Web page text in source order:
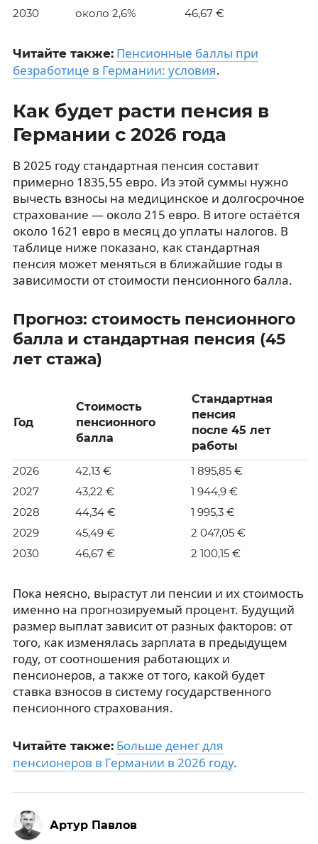
2030
около 2,6% 46,67 €
Читайте также: Пенсионные баллы при
безработице в Германии: условия.
Как будет расти пенсия в
Германии с 2026 года
В 2025 году стандартная пенсия составит
примерно 1835,55 евро. Из этой суммы нужно
вычесть взносы на медицинское и долгосрочное
страхование — около 215 евро. В итоге остаётся
около 1621 евро в месяц до уплаты налогов. В
таблице ниже показано, как стандартная
пенсия может меняться в ближайшие годы в
зависимости от стоимости пенсионного балла.
Прогноз: стоимость пенсионного
балла и стандартная пенсия (45
лет стажа)
Год
Стоимость
пенсионного
балла
Стандартная
пенсия
после 45 лет
работы
2026
42,13 €
1 895,85 €
2027
43,22 €
1 944,9 €
2028
44,34 €
1 995,3 €
2029
45,49 €
2 047,05 €
2030
46,67 € 2 100,15 €
Пока неясно, вырастут ли пенсии и их стоимость
именно на прогнозируемый процент. Будущий
размер выплат зависит от разных факторов: от
того, как изменялась зарплата в предыдущем
году, от соотношения работающих и
пенсионеров, а также от того, какой будет
ставка взносов в систему государственного
пенсионного страхования.
Читайте также: Больше денег для
пенсионеров в Германии в 2026 году.
Артур Павлов